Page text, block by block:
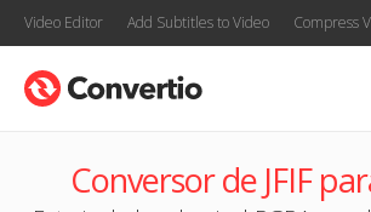
Video Editor Add Subtitles to Video Compress
Conversor de JFIF